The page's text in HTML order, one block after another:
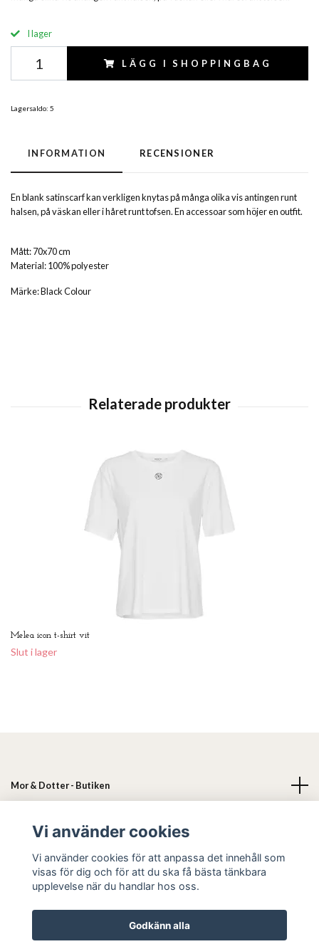
I lager
LÄGG I SHOPPINGBAG
Lagersaldo: 5
INFORMATION RECENSIONER
En blank satinscarf kan verkligen knytas på många olika vis antingen runt
halsen, på väskan eller i håret runt tofsen. En accessoar som höjer en outfit.
Mått: 70x70 cm
Material: 100% polyester
Märke: Black Colour
Melea icon t-shirt vit
Slut i lager
Mor & Dotter - Butiken
Läs mer
Sociala medier
Vi använder cookies
Vi använder cookies för att anpassa det innehåll som
visas för dig och för att du ska få bästa tänkbara
upplevelse när du handlar hos oss.
Godkänn alla